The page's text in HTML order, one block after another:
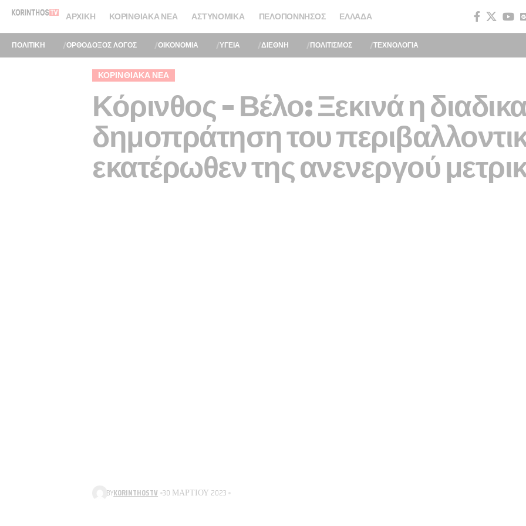
ΑΡΧΙΚΉ ΚΟΡΙΝΘΙΑΚΆ ΝΈΑ ΑΣΤΥΝΟΜΙΚΆ ΠΕΛΟΠΌΝΝΗΣΟΣ ΕΛΛΆΔΑ
ΠΟΛΙΤΙΚΗ ΟΡΘΟΔΟΞΟΣ ΛΟΓΟΣ ΟΙΚΟΝΟΜΙΑ ΥΓΕΙΑ ΔΙΕΘΝΗ ΠΟΛΙΤΙΣΜΟΣ ΤΕΧΝΟΛΟΓΙΑ
ΚΟΡΙΝΘΙΑΚΆ ΝΈΑ
Κόρινθος – Βέλο: Ξεκινά η
δημοπράτηση του
εκατέρωθεν της ανενεργού
BYKORINTHOSTV 30 ΜΑΡΤΊΟΥ 2023